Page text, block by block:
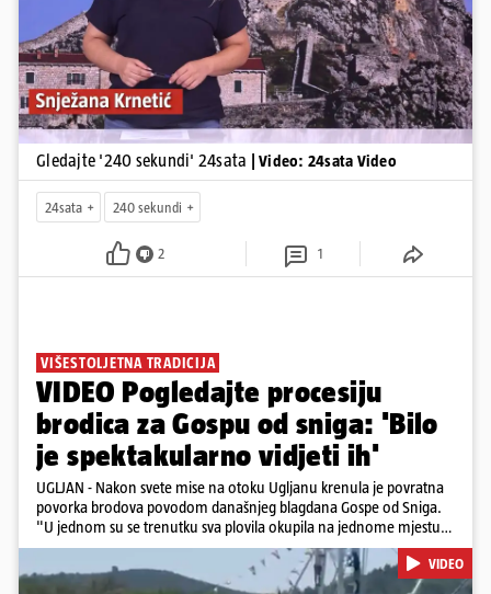
Gledajte '240 sekundi' 24sata | Video: 24sata Video
24sata 240 sekundi
2 1
VIŠESTOLJETNA TRADICIJA
VIDEO Pogledajte procesiju
brodica za Gospu od sniga: 'Bilo
je spektakularno vidjeti ih'
UGLJAN - Nakon svete mise na otoku Ugljanu krenula je povratna
povorka brodova povodom današnjeg blagdana Gospe od Sniga.
"U jednom su se trenutku sva plovila okupila na jednome mjestu
te sinkronizirano kružila sljedećih deset minuta, što je izgledalo
spektakularno", kazala nam je čitateljica koja je snimila povorku.
Posebno atraktivan prizor bio je, kako je rekla, kada su se pojedini
VIDEO